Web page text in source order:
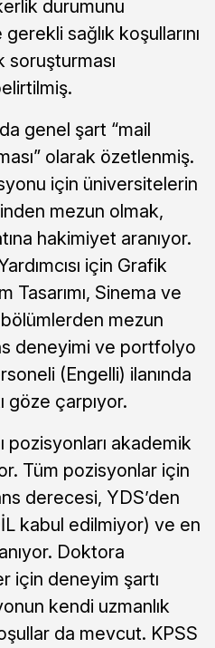
durumunu
sağlık koşullarını
soruşturması
genel şart “mail
olarak özetlenmiş.
için üniversitelerin
mezun olmak,
hakimiyet aranıyor.
için Grafik
Tasarımı, Sinema ve
mezun
deneyimi ve portfolyo
(Engelli) ilanında
göze çarpıyor.
pozisyonları akademik
Tüm pozisyonlar için
derecesi, YDS’den
kabul edilmiyor) ve en
Doktora
için deneyim şartı
kendi uzmanlık
da mevcut. KPSS